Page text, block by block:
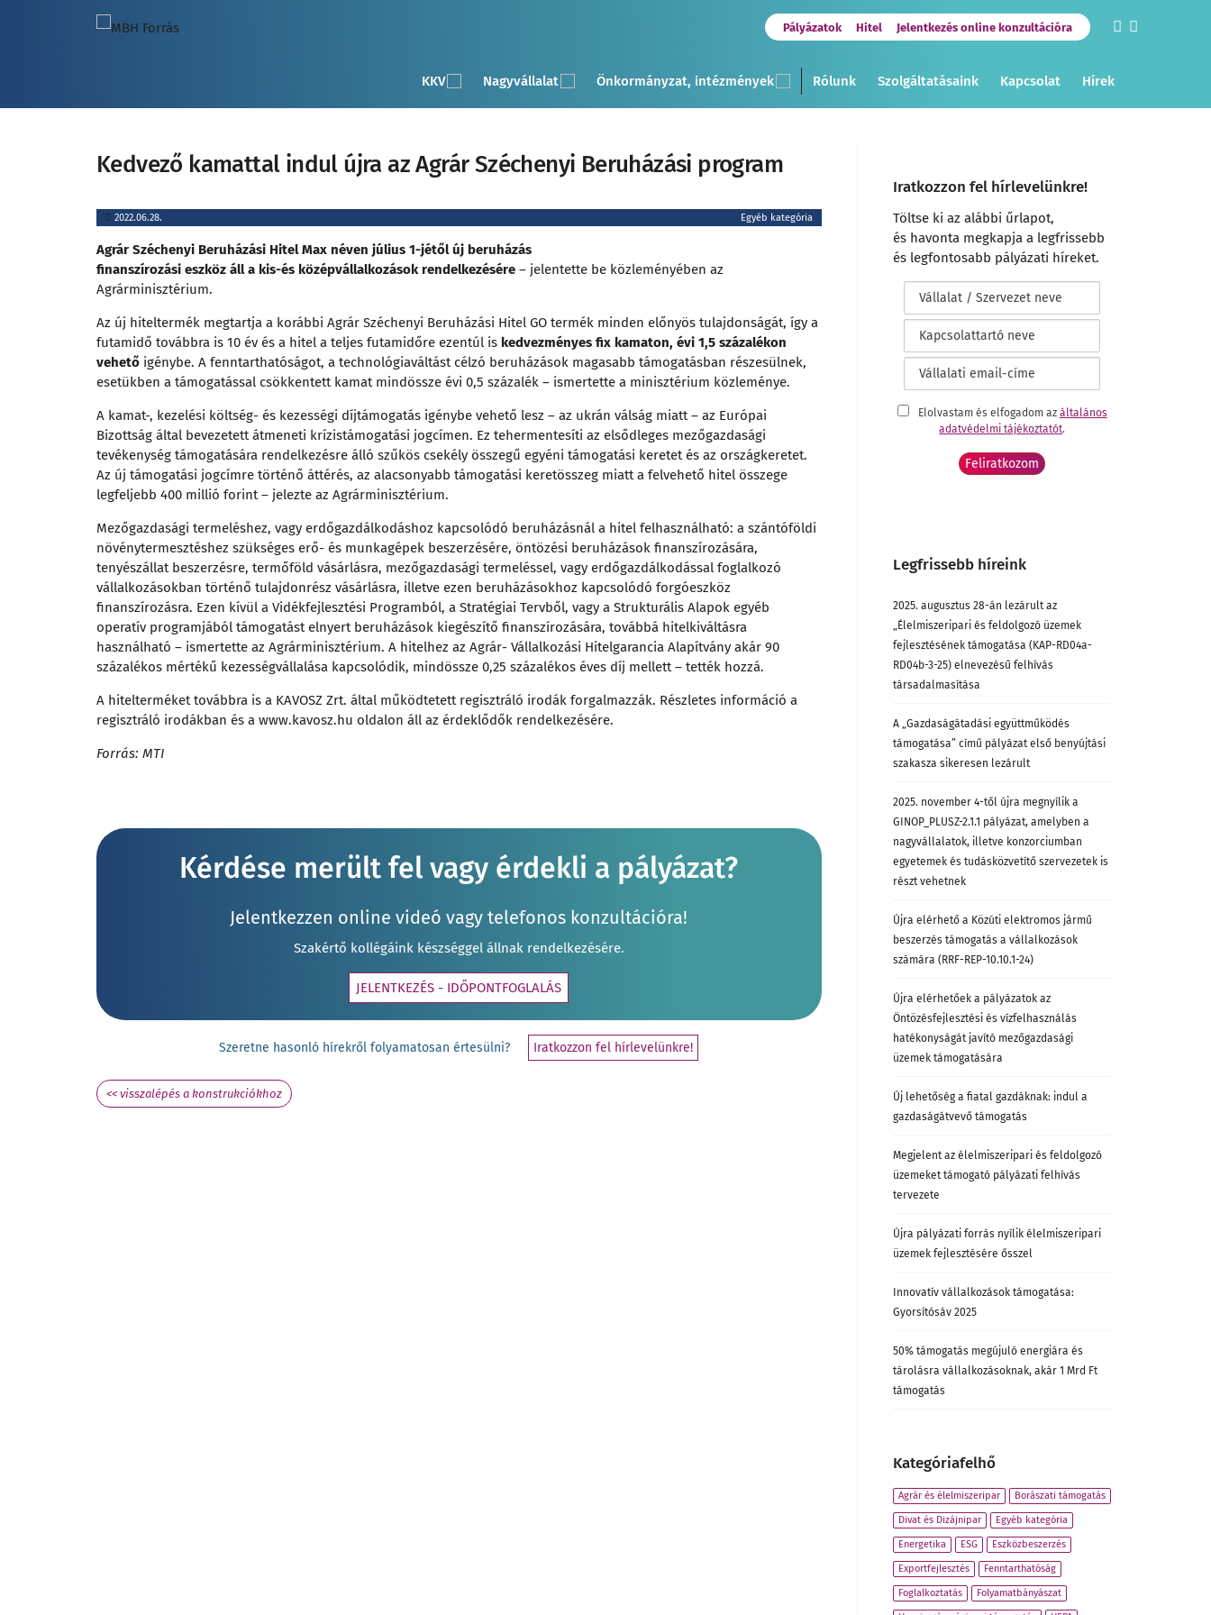
Pályázatok Hitel Jelentkezés online konzultációra
KKV Nagyvállalat Önkormányzat, intézmények Rólunk Szolgáltatásaink Kapcsolat Hírek
Kedvező kamattal indul újra az Agrár Széchenyi Beruházási program
2022.06.28. Egyéb kategória
Agrár Széchenyi Beruházási Hitel Max néven július 1-jétől új beruházás
finanszírozási eszköz áll a kis-és középvállalkozások rendelkezésére – jelentette be közleményében az
Agrárminisztérium.
Az új hiteltermék megtartja a korábbi Agrár Széchenyi Beruházási Hitel GO termék minden előnyös tulajdonságát, így a
futamidő továbbra is 10 év és a hitel a teljes futamidőre ezentúl is kedvezményes fix kamaton, évi 1,5 százalékon
vehető igénybe. A fenntarthatóságot, a technológiaváltást célzó beruházások magasabb támogatásban részesülnek,
esetükben a támogatással csökkentett kamat mindössze évi 0,5 százalék – ismertette a minisztérium közleménye.
A kamat-, kezelési költség- és kezességi díjtámogatás igénybe vehető lesz – az ukrán válság miatt – az Európai
Bizottság által bevezetett átmeneti krízistámogatási jogcímen. Ez tehermentesíti az elsődleges mezőgazdasági
tevékenység támogatására rendelkezésre álló szűkös csekély összegű egyéni támogatási keretet és az országkeretet.
Az új támogatási jogcímre történő áttérés, az alacsonyabb támogatási keretösszeg miatt a felvehető hitel összege
legfeljebb 400 millió forint – jelezte az Agrárminisztérium.
Mezőgazdasági termeléshez, vagy erdőgazdálkodáshoz kapcsolódó beruházásnál a hitel felhasználható: a szántóföldi
növénytermesztéshez szükséges erő- és munkagépek beszerzésére, öntözési beruházások finanszírozására,
tenyészállat beszerzésre, termőföld vásárlásra, mezőgazdasági termeléssel, vagy erdőgazdálkodással foglalkozó
vállalkozásokban történő tulajdonrész vásárlásra, illetve ezen beruházásokhoz kapcsolódó forgóeszköz
finanszírozásra. Ezen kívül a Vidékfejlesztési Programból, a Stratégiai Tervből, vagy a Strukturális Alapok egyéb
operatív programjából támogatást elnyert beruházások kiegészítő finanszírozására, továbbá hitelkiváltásra
használható – ismertette az Agrárminisztérium. A hitelhez az Agrár- Vállalkozási Hitelgarancia Alapítvány akár 90
százalékos mértékű kezességvállalása kapcsolódik, mindössze 0,25 százalékos éves díj mellett – tették hozzá.
A hitelterméket továbbra is a KAVOSZ Zrt. által működtetett regisztráló irodák forgalmazzák. Részletes információ a
regisztráló irodákban és a www.kavosz.hu oldalon áll az érdeklődők rendelkezésére.
Forrás: MTI
Kérdése merült fel vagy érdekli a pályázat?
Jelentkezzen online videó vagy telefonos konzultációra!
Szakértő kollégáink készséggel állnak rendelkezésére.
JELENTKEZÉS - IDŐPONTFOGLALÁS
Szeretne hasonló hírekről folyamatosan értesülni? Iratkozzon fel hírlevelünkre!
<< visszalépés a konstrukciókhoz
Iratkozzon fel hírlevelünkre!
Töltse ki az alábbi űrlapot,
és havonta megkapja a legfrissebb
és legfontosabb pályázati híreket.
Elolvastam és elfogadom az általános
adatvédelmi tájékoztatót.
Legfrissebb híreink
2025. augusztus 28-án lezárult az
„Élelmiszeripari és feldolgozó üzemek
fejlesztésének támogatása (KAP-RD04a-
RD04b-3-25) elnevezésű felhívás
társadalmasítása
A „Gazdaságátadási együttműködés
támogatása” című pályázat első benyújtási
szakasza sikeresen lezárult
2025. november 4-től újra megnyílik a
GINOP_PLUSZ-2.1.1 pályázat, amelyben a
nagyvállalatok, illetve konzorciumban
egyetemek és tudásközvetítő szervezetek is
részt vehetnek
Újra elérhető a Közúti elektromos jármű
beszerzés támogatás a vállalkozások
számára (RRF-REP-10.10.1-24)
Újra elérhetőek a pályázatok az
Öntözésfejlesztési és vízfelhasználás
hatékonyságát javító mezőgazdasági
üzemek támogatására
Új lehetőség a fiatal gazdáknak: indul a
gazdaságátvevő támogatás
Megjelent az élelmiszeripari és feldolgozó
üzemeket támogató pályázati felhívás
tervezete
Újra pályázati forrás nyílik élelmiszeripari
üzemek fejlesztésére ősszel
Innovatív vállalkozások támogatása:
Gyorsítósáv 2025
50% támogatás megújuló energiára és
tárolásra vállalkozásoknak, akár 1 Mrd Ft
támogatás
Kategóriafelhő
Agrár és élelmiszeripar Borászati támogatás
Divat és Dizájnipar Egyéb kategória
Energetika ESG Eszközbeszerzés
Exportfejlesztés Fenntarthatóság
Foglalkoztatás Folyamatbányászat